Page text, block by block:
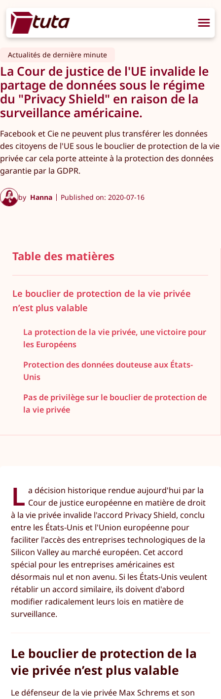
Actualités de dernière minute
La Cour de justice de l'UE invalide le
partage de données sous le régime
du "Privacy Shield" en raison de la
surveillance américaine.
Facebook et Cie ne peuvent plus transférer les données
des citoyens de l'UE sous le bouclier de protection de la vie
privée car cela porte atteinte à la protection des données
garantie par la GDPR.
by Hanna Published on: 2020-07-16
Table des matières
Le bouclier de protection de la vie privée
n’est plus valable
La protection de la vie privée, une victoire pour
les Européens
Protection des données douteuse aux États-
Unis
Pas de privilège sur le bouclier de protection de
la vie privée
L a décision historique rendue aujourd'hui par la
Cour de justice européenne en matière de droit
à la vie privée invalide l'accord Privacy Shield, conclu
entre les États-Unis et l'Union européenne pour
faciliter l'accès des entreprises technologiques de la
Silicon Valley au marché européen. Cet accord
spécial pour les entreprises américaines est
désormais nul et non avenu. Si les États-Unis veulent
rétablir un accord similaire, ils doivent d'abord
modifier radicalement leurs lois en matière de
surveillance.
Le bouclier de protection de la
vie privée n’est plus valable
Le défenseur de la vie privée Max Schrems et son